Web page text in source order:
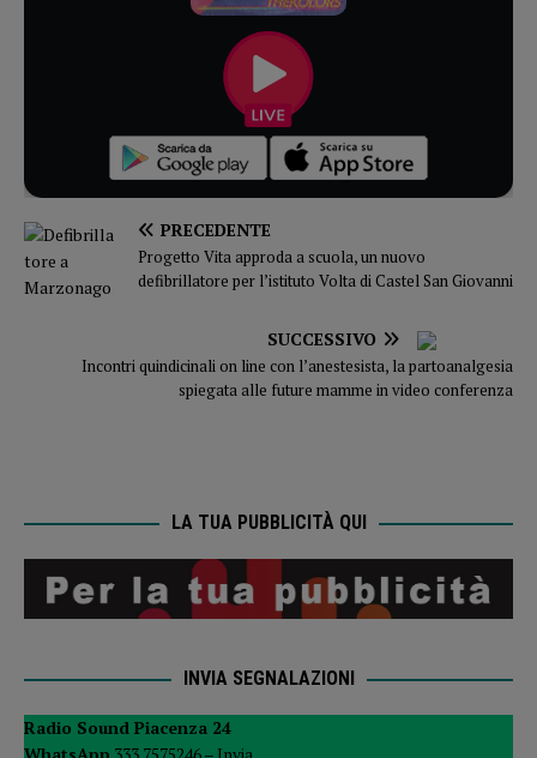
PRECEDENTE
Progetto Vita approda a scuola, un nuovo
defibrillatore per l’istituto Volta di Castel San Giovanni
SUCCESSIVO
Incontri quindicinali on line con l’anestesista, la partoanalgesia
spiegata alle future mamme in video conferenza
LA TUA PUBBLICITÀ QUI
INVIA SEGNALAZIONI
Radio Sound Piacenza 24